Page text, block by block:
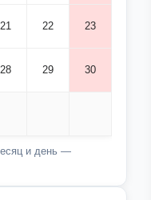
21 22 23
28 29 30
и день —